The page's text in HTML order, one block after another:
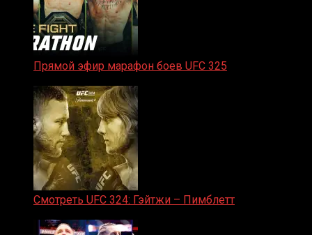
Прямой эфир марафон боев UFC 325
Смотреть UFC 324: Гэйтжи – Пимблетт